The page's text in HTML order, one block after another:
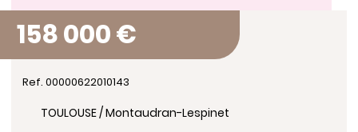
158 000 €
Ref. 00000622010143
TOULOUSE / Montaudran-Lespinet